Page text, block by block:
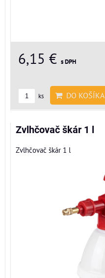
6,15 € s DPH
ks DO KOŠÍKA
Zvlhčovač škár 1 l
Zvlhčovač škár 1 l